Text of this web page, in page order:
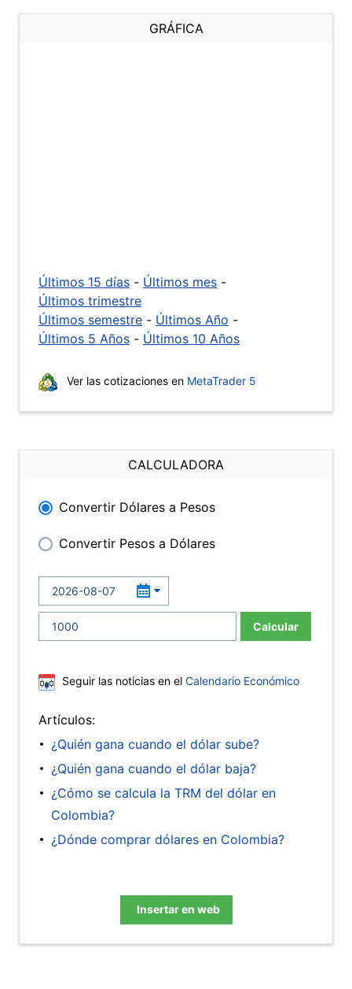
GRÁFICA
Últimos 15 días - Últimos mes -
Últimos trimestre
Últimos semestre - Últimos Año -
Últimos 5 Años - Últimos 10 Años
Ver las cotizaciones en MetaTrader 5
CALCULADORA
Convertir Dólares a Pesos
Convertir Pesos a Dólares
Calcular
Seguir las noticias en el Calendario Económico
Artículos:
¿Quién gana cuando el dólar sube?
¿Quién gana cuando el dólar baja?
¿Cómo se calcula la TRM del dólar en
Colombia?
¿Dónde comprar dólares en Colombia?
Insertar en web